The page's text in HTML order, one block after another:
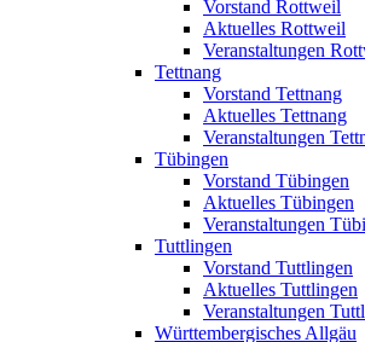
Vorstand Rottweil
Aktuelles Rottweil
Veranstaltungen
Tettnang
Vorstand Tettnang
Aktuelles Tettnang
Veranstaltungen
Tübingen
Vorstand Tübingen
Aktuelles Tübingen
Veranstaltungen
Tuttlingen
Vorstand Tuttlingen
Aktuelles Tuttlingen
Veranstaltungen
Württembergisches Allgäu